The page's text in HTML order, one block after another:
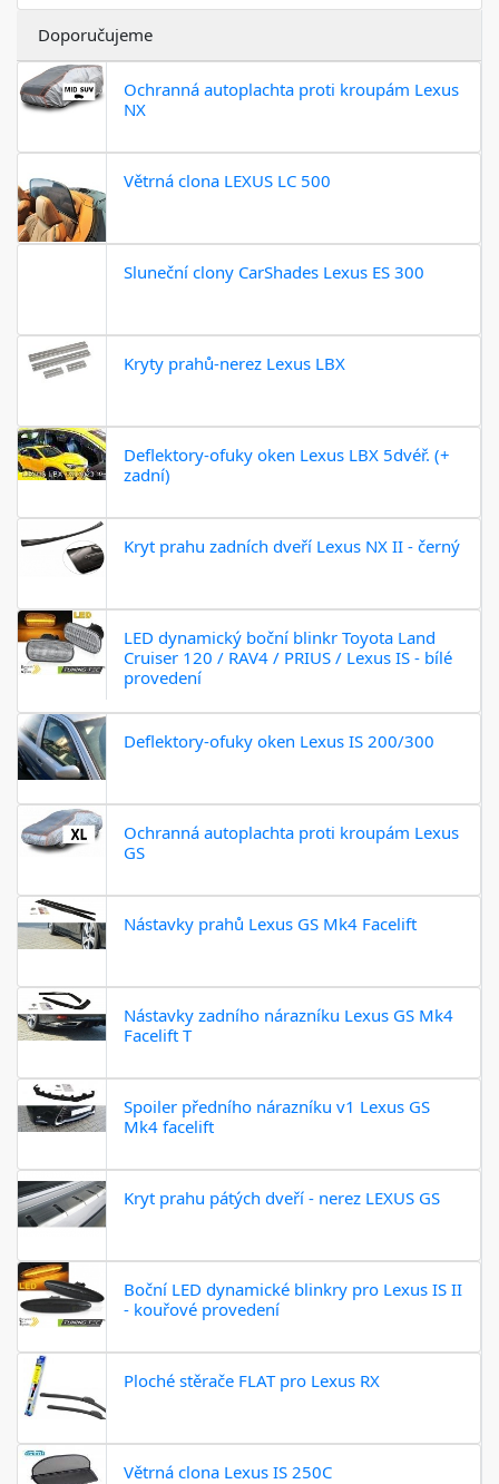
Doporučujeme
Ochranná autoplachta proti kroupám Lexus
NX
Větrná clona LEXUS LC 500
Sluneční clony CarShades Lexus ES 300
Kryty prahů-nerez Lexus LBX
Deflektory-ofuky oken Lexus LBX 5dvéř. (+
zadní)
Kryt prahu zadních dveří Lexus NX II - černý
LED dynamický boční blinkr Toyota Land
Cruiser 120 / RAV4 / PRIUS / Lexus IS - bílé
provedení
Deflektory-ofuky oken Lexus IS 200/300
Ochranná autoplachta proti kroupám Lexus
GS
Nástavky prahů Lexus GS Mk4 Facelift
Nástavky zadního nárazníku Lexus GS Mk4
Facelift T
Spoiler předního nárazníku v1 Lexus GS
Mk4 facelift
Kryt prahu pátých dveří - nerez LEXUS GS
Boční LED dynamické blinkry pro Lexus IS II
- kouřové provedení
Ploché stěrače FLAT pro Lexus RX
Větrná clona Lexus IS 250C